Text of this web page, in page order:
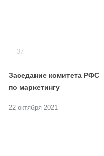
37
Заседание комитета РФС
по маркетингу
22 октября 2021